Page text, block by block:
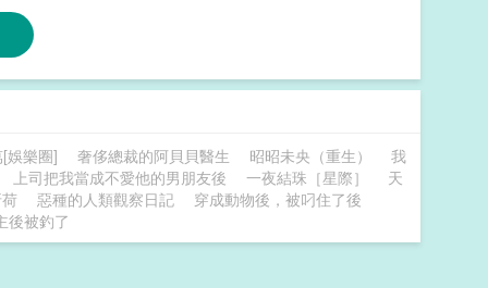
娛樂圈] 奢侈總裁的阿貝貝醫生 昭昭未央（重生）
我
上司把我當成不愛他的男朋友後
一夜結珠［星際］
天
惡種的人類觀察日記
穿成動物後，被叼住了後
後被釣了